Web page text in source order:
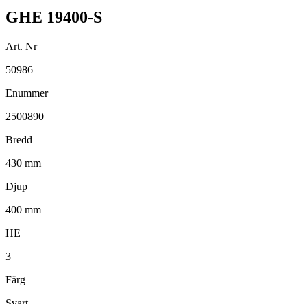
GHE 19400-S
Art. Nr
50986
Enummer
2500890
Bredd
430 mm
Djup
400 mm
HE
3
Färg